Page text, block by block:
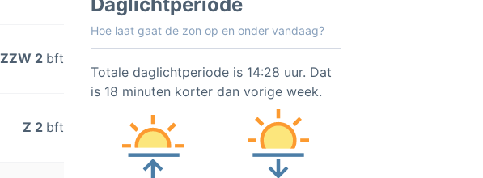
ZZW 2 bft
Z 2 bft
Hoe laat gaat de zon op en onder vandaag?
Totale daglichtperiode is 14:28 uur. Dat
is 18 minuten korter dan vorige week.